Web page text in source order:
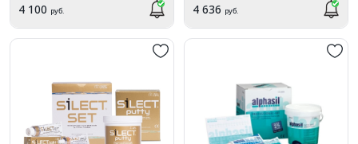
4 100 руб. 4 636 руб.